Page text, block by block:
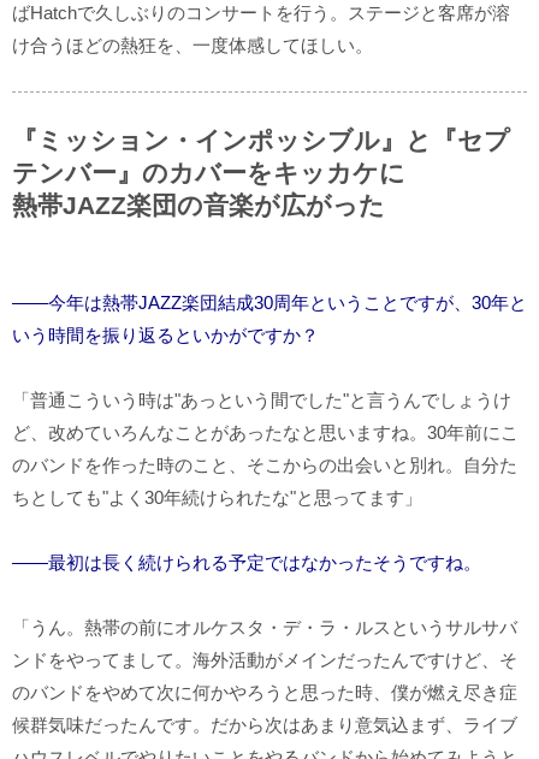
ばHatchで久しぶりのコンサートを行う。ステージと客席が溶
け合うほどの熱狂を、一度体感してほしい。
『ミッション・インポッシブル』と『セプ
テンバー』のカバーをキッカケに
熱帯JAZZ楽団の音楽が広がった
――今年は熱帯JAZZ楽団結成30周年ということですが、30年と
いう時間を振り返るといかがですか？
「普通こういう時は"あっという間でした"と言うんでしょうけ
ど、改めていろんなことがあったなと思いますね。30年前にこ
のバンドを作った時のこと、そこからの出会いと別れ。自分た
ちとしても"よく30年続けられたな"と思ってます」
――最初は長く続けられる予定ではなかったそうですね。
「うん。熱帯の前にオルケスタ・デ・ラ・ルスというサルサバ
ンドをやってまして。海外活動がメインだったんですけど、そ
のバンドをやめて次に何かやろうと思った時、僕が燃え尽き症
候群気味だったんです。だから次はあまり意気込まず、ライブ